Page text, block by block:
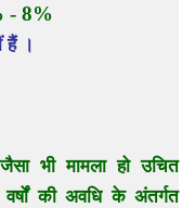
- 8%
हैं ।
भी मामला हो उचित
की अवधि के अंतर्गत